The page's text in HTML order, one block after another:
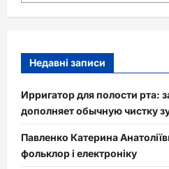
Недавні записи
Ирригатор для полости рта:
дополняет обычную чистку
Павленко Катерина
фольклор і електроніку